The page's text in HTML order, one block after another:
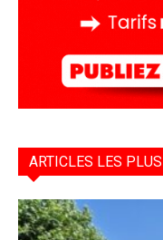
ARTICLES LES